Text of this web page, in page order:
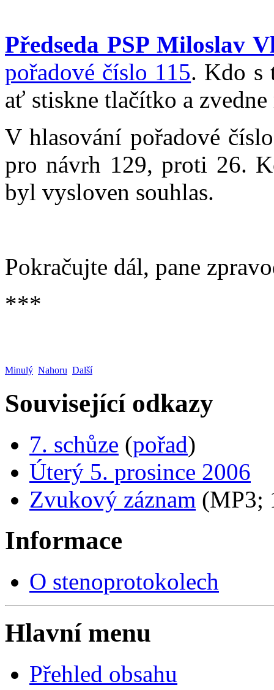
Předseda PSP Miloslav
pořadové číslo 115. Kdo s
ať stiskne tlačítko a
V hlasování pořadové
pro návrh 129, proti 26.
byl vysloven souhlas.
Pokračujte dál, pane
***
Minulý Nahoru Další
Související odkazy
7. schůze (pořad)
Úterý 5. prosince 2006
Zvukový záznam (MP3;
Informace
O stenoprotokolech
Hlavní menu
Přehled obsahu